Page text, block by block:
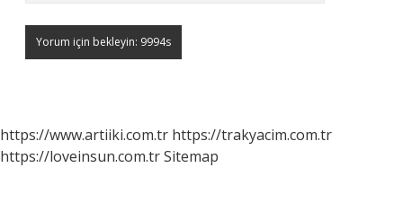
https://www.artiiki.com.tr https://trakyacim.com.tr
https://loveinsun.com.trSitemap